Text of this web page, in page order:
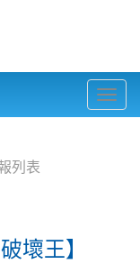
列表
壞王】